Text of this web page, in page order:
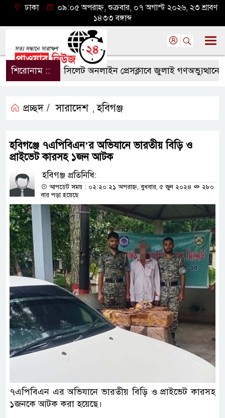
ঢাকা
০৯:০৫ অপরাহ্ন, শুক্রবার, ০৭ অগাস্ট ২০২৬, ২৩ শ্রাবণ
১৪৩৩ বঙ্গাব্দ
শিরোনাম :: সিলেট অনলাইন প্রেসক্লাবে জুলাই গণঅভ্যুত্থানের
প্রচ্ছদ / সারাদেশ ,হবিগঞ্জ
হবিগঞ্জে ৭এপিবিএন’র অভিযানে ভারতীয় বিড়ি ও
প্রাইভেট কারসহ ১জন আটক
হবিগঞ্জ প্রতিনিধি:
আপডেট সময় : ০২:২০:২১ অপরাহ্ন, বুধবার, ৫ জুন ২০২৪
২৮০
বার পড়া হয়েছে
৭এপিবিএন এর অভিযানে ভারতীয় বিড়ি ও প্রাইভেট কারসহ
১জনকে আটক করা হয়েছে।